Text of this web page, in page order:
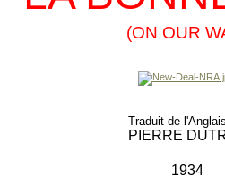
(ON OUR
Traduit de
PIERRE
1934